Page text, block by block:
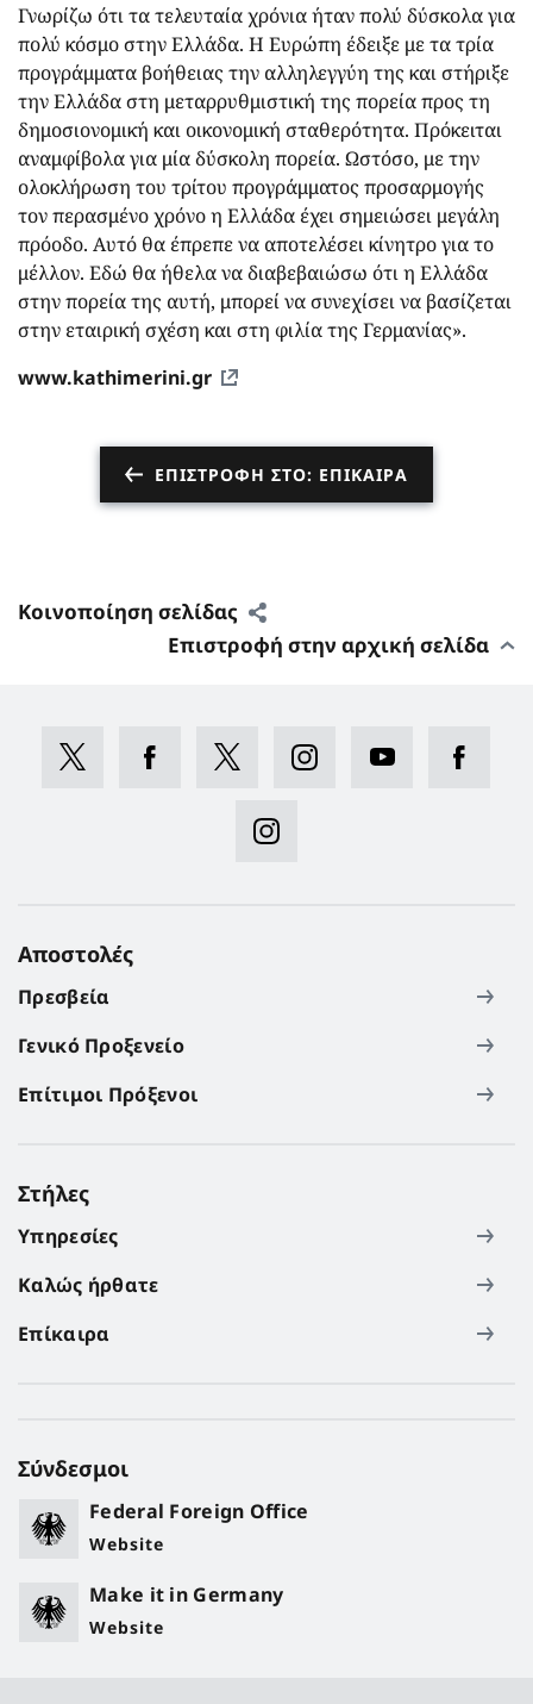
Γνωρίζω ότι τα τελευταία χρόνια ήταν πολύ δύσκολα για
πολύ κόσμο στην Ελλάδα. Η Ευρώπη έδειξε με τα τρία
προγράμματα βοήθειας την αλληλεγγύη της και στήριξε
την Ελλάδα στη μεταρρυθμιστική της πορεία προς τη
δημοσιονομική και οικονομική σταθερότητα. Πρόκειται
αναμφίβολα για μία δύσκολη πορεία. Ωστόσο, με την
ολοκλήρωση του τρίτου προγράμματος προσαρμογής
τον περασμένο χρόνο η Ελλάδα έχει σημειώσει μεγάλη
πρόοδο. Αυτό θα έπρεπε να αποτελέσει κίνητρο για το
μέλλον. Εδώ θα ήθελα να διαβεβαιώσω ότι η Ελλάδα
στην πορεία της αυτή, μπορεί να συνεχίσει να βασίζεται
στην εταιρική σχέση και στη φιλία της Γερμανίας».
www.kathimerini.gr
ΕΠΙΣΤΡΟΦΉ ΣΤΟ: ΕΠΊΚΑΙΡΑ
Κοινοποίηση σελίδας
Επιστροφή στην αρχική σελίδα
Αποστολές
Πρεσβεία
Γενικό Προξενείο
Επίτιμοι Πρόξενοι
Στήλες
Υπηρεσίες
Καλώς ήρθατε
Επίκαιρα
Σύνδεσμοι
Federal Foreign Office
Website
Make it in Germany
Website